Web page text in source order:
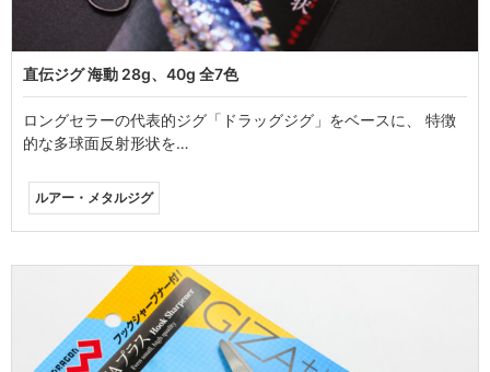
直伝ジグ 海動 28g、40g 全7色
ロングセラーの代表的ジグ「ドラッグジグ」をベースに、 特徴
的な多球面反射形状を…
ルアー・メタルジグ